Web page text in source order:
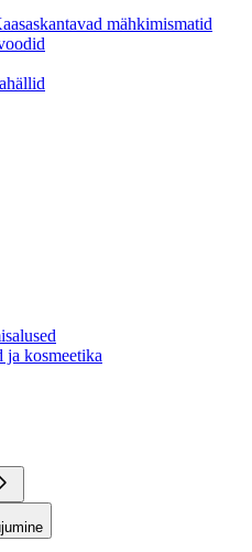
mähkimismatid
ja kosmeetika